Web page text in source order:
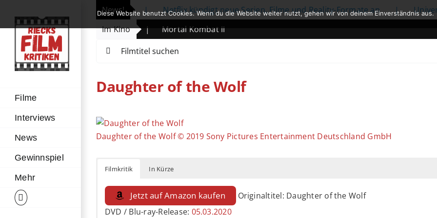
Inhalt
springen
Filme
Interviews
News
Gewinnspiel
Mehr
News!
| Netflix kündigt neue Serien, Filme und Reality-Formate an | Universal
Im Kino
| Whispers in May |
Mortal Kombat II
Daughter of the Wolf
Zeige
grösseres
Daughter of the Wolf © 2019 Sony Pictures Entertainment Deutschland GmbH
Filmkritik In Kürze
Jetzt auf Amazon kaufen
Originaltitel: Daughter of the Wolf
DVD / Blu-ray-Release: 05.03.2020
Diese Website benutzt Cookies. Wenn du die Website weiter nutzt, gehen wir von deinem Einverständnis aus.